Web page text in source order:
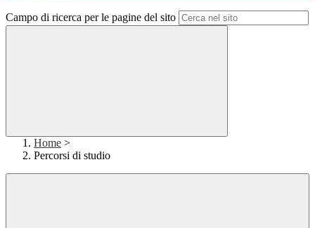
Campo di ricerca per le pagine del sito
Home >
Percorsi di studio